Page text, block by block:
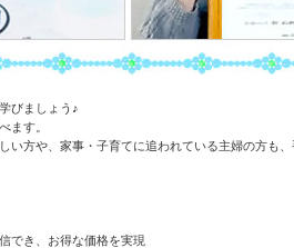
びましょう♪
ます。
い方や、家事・子育てに追われている主婦の方も
でき、お得な価格を実現